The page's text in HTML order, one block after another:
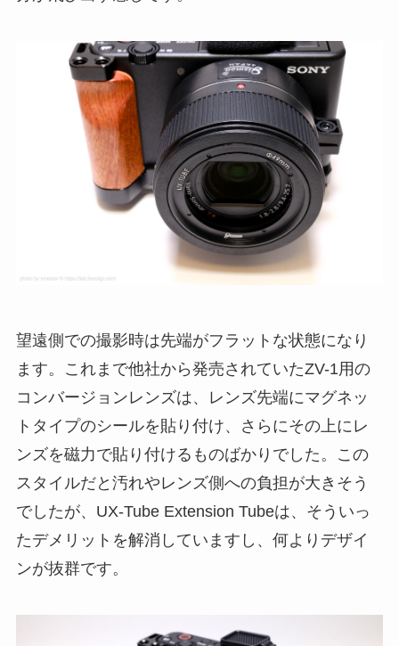
望遠側での撮影時は先端がフラットな状態になり
ます。これまで他社から発売されていたZV-1用の
コンバージョンレンズは、レンズ先端にマグネッ
トタイプのシールを貼り付け、さらにその上にレ
ンズを磁力で貼り付けるものばかりでした。この
スタイルだと汚れやレンズ側への負担が大きそう
でしたが、UX-Tube Extension Tubeは、そういっ
たデメリットを解消していますし、何よりデザイ
ンが抜群です。